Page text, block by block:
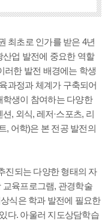
최초로 인가를 받은 4년
업 발전에 중요한 역할
러한 발전 배경에는 학생
과정과 체계가 구축되어
생이 참여하는 다양한
, 외식, 레저·스포츠, 리
, 어학)은 본 전공 발전의
진되는 다양한 형태의 자
육프로그램, 관경학술
식은 학과 발전에 필요한
다. 아울러 지도상담학습